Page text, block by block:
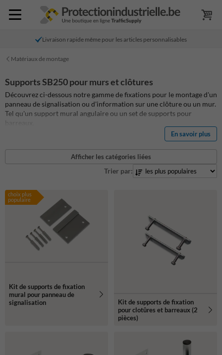
Livraison rapide même pour les articles personnalisables
Matériaux de montage
Supports SB250 pour murs et clôtures
Découvrez ci-dessous notre gamme de fixations pour le montage d'un
panneau de signalisation ou d'information sur une clôture ou un mur.
Tel qu'un support mural angulaire ou un set de supports pour
barreaux.
En savoir plus
Afficher les catégories liées
Trier par:
choix plus
populaire
Kit de supports de fixation
mural pour panneau de
signalisation
Kit de supports de fixation
pour clotûres et barreaux (2
pièces)